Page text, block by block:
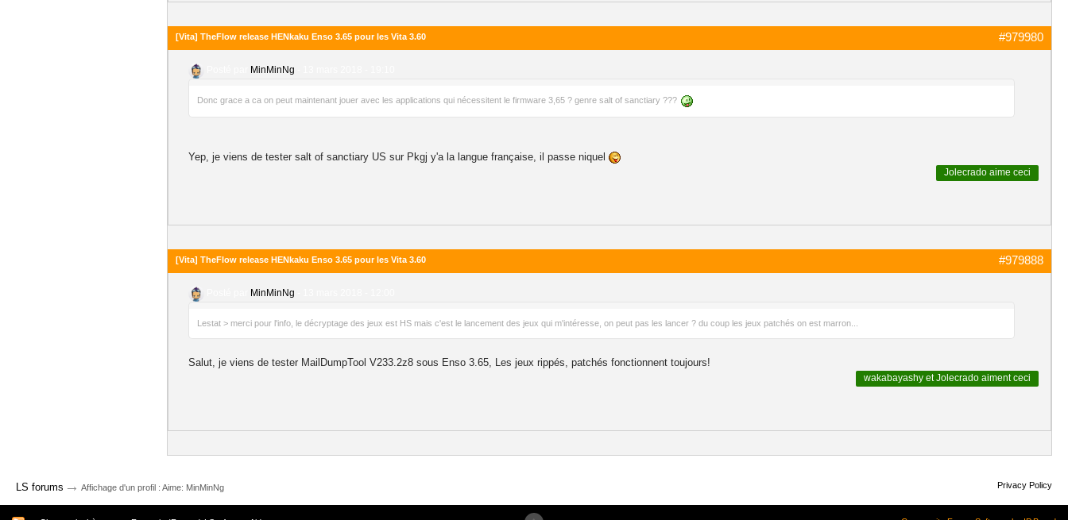
#979980
[Vita] TheFlow release HENkaku Enso 3.65 pour les Vita 3.60
MinMinNg
Donc grace a ca on peut maintenant jouer avec les applications qui nécessitent le firmware 3,65 ? genre salt of sanctiary ???
Yep, je viens de tester salt of sanctiary US sur Pkgj y'a la langue française, il passe niquel
Jolecrado aime ceci
#979888
[Vita] TheFlow release HENkaku Enso 3.65 pour les Vita 3.60
MinMinNg
Lestat > merci pour l'info, le décryptage des jeux est HS mais c'est le lancement des jeux qui m'intéresse, on peut pas les lancer ? du coup les jeux patchés on est marron...
Salut, je viens de tester MailDumpTool V233.2z8 sous Enso 3.65, Les jeux rippés, patchés fonctionnent toujours!
wakabayashy etJolecrado aiment ceci
LS forums → Affichage d'un profil : Aime: MinMinNg Privacy Policy